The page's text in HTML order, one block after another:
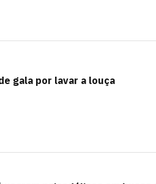
gala por lavar a louça